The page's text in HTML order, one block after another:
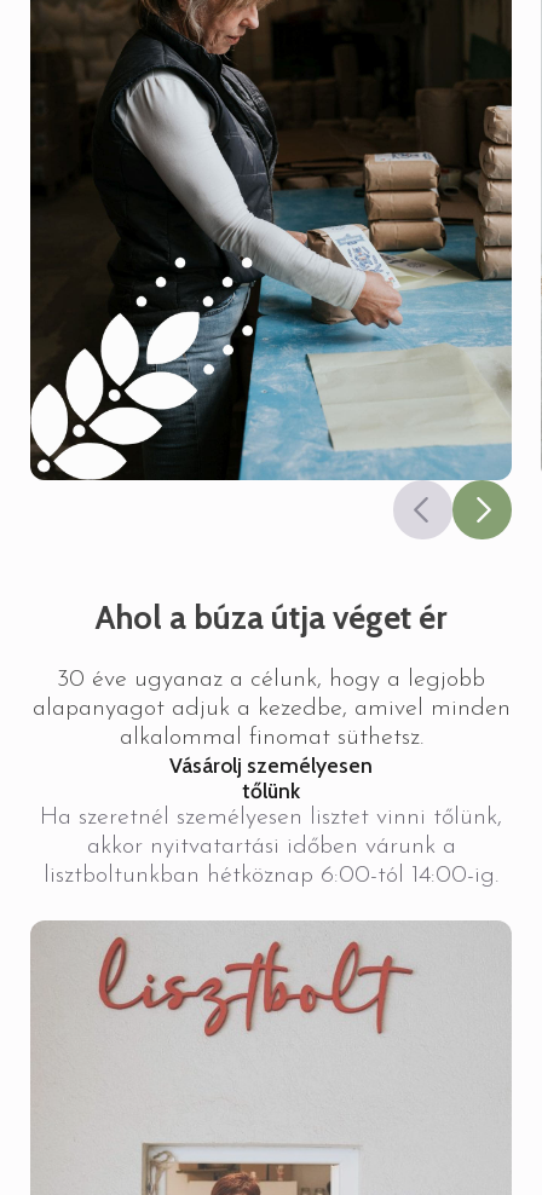
Ahol a búza útja véget ér
30 éve ugyanaz a célunk, hogy a legjobb
alapanyagot adjuk a kezedbe, amivel minden
alkalommal finomat süthetsz.
Vásárolj személyesen
tőlünk
Ha szeretnél személyesen lisztet vinni tőlünk,
akkor nyitvatartási időben várunk a
lisztboltunkban hétköznap 6:00-tól 14:00-ig.